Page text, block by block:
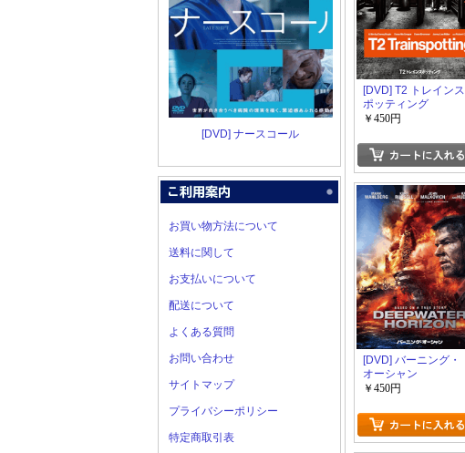
[DVD] ナースコール
お買い物方法について
送料に関して
お支払いについて
配送について
よくある質問
お問い合わせ
サイトマップ
プライバシーポリシー
特定商取引表
[DVD] T2 トレインス
ポッティング
￥450円
[DVD] バーニング・
オーシャン
￥450円